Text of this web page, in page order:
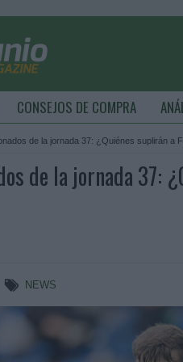
CONSEJOS DE COMPRA
de la jornada 37: ¿Quiénes suplirán a
de la jornada 37:
NEWS